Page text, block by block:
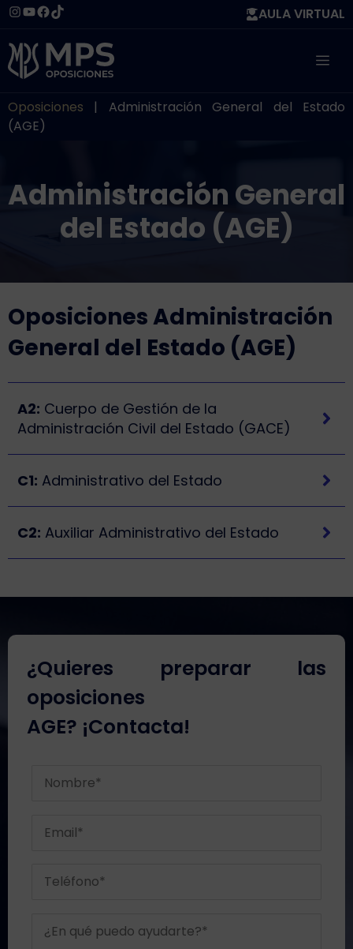
Saltar
contenido
Instagram
YouTube
Facebook
TikTok AULA VIRTUAL
Oposiciones | Administración General del Estado
(AGE)
Administración General
del Estado (AGE)
Oposiciones Administración
General del Estado (AGE)
A2: Cuerpo de Gestión de la
Administración Civil del Estado (GACE)
C1: Administrativo del Estado
C2: Auxiliar Administrativo del Estado
¿Quieres preparar las
oposiciones
AGE? ¡Contacta!